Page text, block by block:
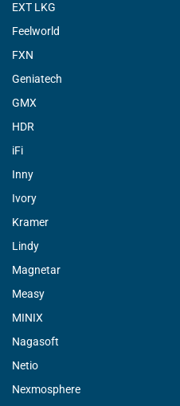
EXT LKG
Feelworld
FXN
Geniatech
GMX
HDR
iFi
Inny
Ivory
Kramer
Lindy
Magnetar
Measy
MINIX
Nagasoft
Netio
Nexmosphere